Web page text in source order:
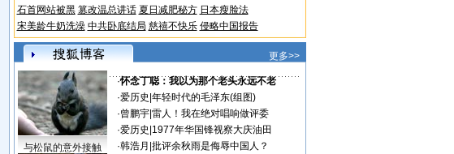
石首网站被黑 篡改温总讲话 夏日减肥秘方 日本瘦脸法
宋美龄牛奶洗澡 中共卧底结局 慈禧不快乐 侵略中国报告
更多>>
与松鼠的意外接触
·怀念丁聪：我以为那个老头永远不老
·爱历史 年轻时代的毛泽东(组图)
·曾鹏宇| 雷人！我在绝对唱响做评委
·爱历史 1977年华国锋视察大庆油田
·韩浩月 批评余秋雨是侮辱中国人？